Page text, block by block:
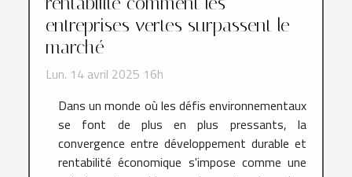
entreprises vertes surpassent le
marché
Lun. 14 avril 2025 16h
Dans un monde où les défis environnementaux
se font de plus en plus pressants, la
convergence entre développement durable et
rentabilité économique s'impose comme une